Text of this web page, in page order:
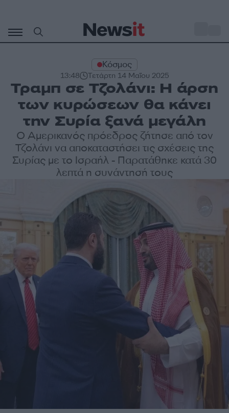
περιεχόμενο
Κόσμος
13:48 Τετάρτη 14 Μαΐου 2025
Τραμπ σε Τζολάνι: Η άρση
των κυρώσεων θα κάνει
την Συρία ξανά μεγάλη
Ο Αμερικανός πρόεδρος ζήτησε από τον
Τζολάνι να αποκαταστήσει τις σχέσεις της
Συρίας με το Ισραήλ - Παρατάθηκε κατά 30
λεπτά η συνάντησή τους